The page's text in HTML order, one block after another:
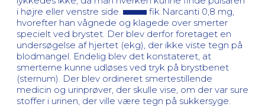
i højre eller venstre side.
fik Narcanti 0,8 mg,
hvorefter han vågnede og klagede over smerter
specielt ved brystet. Der blev derfor foretaget en
undersøgelse af hjertet (ekg), der ikke viste tegn på
blodmangel. Endelig blev det konstateret, at
smerterne kunne udløses ved tryk på brystbenet
(sternum). Der blev ordineret smertestillende
medicin og urinprøver, der skulle vise, om der var sure
stoffer i urinen, der ville være tegn på sukkersyge.